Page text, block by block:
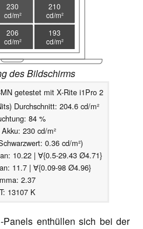
230
cd/m²
210
cd/m²
206
cd/m²
193
cd/m²
des Bildschirms
getestet mit X-Rite i1Pro 2
Durchschnitt: 204.6 cd/m²
84 %
230 cd/m²
0.36 cd/m²)
10.22 | ∀{0.5-29.43 Ø4.71}
11.7 | ∀{0.09-98 Ø4.96}
2.37
13107 K
Panels enthüllen sich bei der